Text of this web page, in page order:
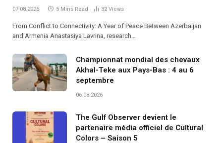
07.08.2026 5 Mins Read 32 Views
From Conflict to Connectivity: A Year of Peace Between Azerbaijan
and Armenia Anastasiya Lavrina, research…
Championnat mondial des chevaux
Akhal-Teke aux Pays-Bas : 4 au 6
septembre
06.08.2026
The Gulf Observer devient le
partenaire média officiel de Cultural
Colors – Saison 5